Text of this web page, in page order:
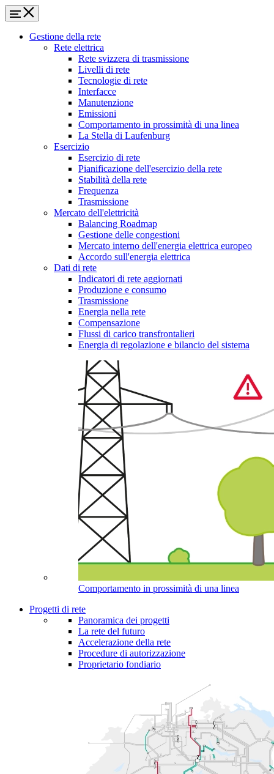
Gestione della rete
Rete elettrica
Rete svizzera di trasmissione
Livelli di rete
Tecnologie di rete
Interfacce
Manutenzione
Emissioni
Comportamento in prossimità di una linea
La Stella di Laufenburg
Esercizio
Esercizio di rete
Pianificazione dell'esercizio della rete
Stabilità della rete
Frequenza
Trasmissione
Mercato dell'elettricità
Balancing Roadmap
Gestione delle congestioni
Mercato interno dell'energia elettrica europeo
Accordo sull'energia elettrica
Dati di rete
Indicatori di rete aggiornati
Produzione e consumo
Trasmissione
Energia nella rete
Compensazione
Flussi di carico transfrontalieri
Energia di regolazione e bilancio del sistema
Comportamento in prossimità di una linea
Progetti di rete
Panoramica dei progetti
La rete del futuro
Accelerazione della rete
Procedure di autorizzazione
Proprietario fondiario